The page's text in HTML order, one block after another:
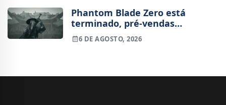
Phantom Blade Zero está
terminado, pré-vendas
começam na próxima semana
6 DE AGOSTO, 2026